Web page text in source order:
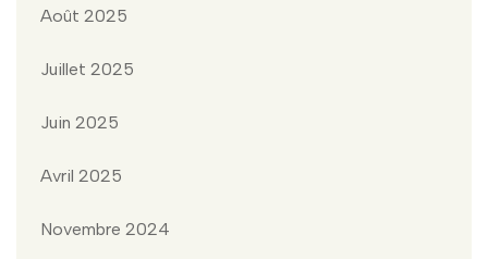
Août 2025
Juillet 2025
Juin 2025
Avril 2025
Novembre 2024